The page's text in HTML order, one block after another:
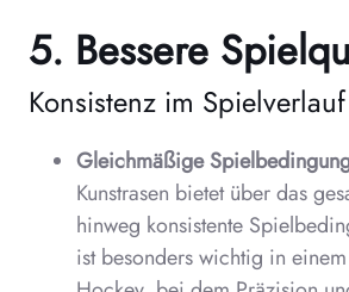
5. Bessere
Konsistenz im Spielverlauf
Gleichmäßige
Kunstrasen bietet über das
hinweg konsistente
ist besonders wichtig in